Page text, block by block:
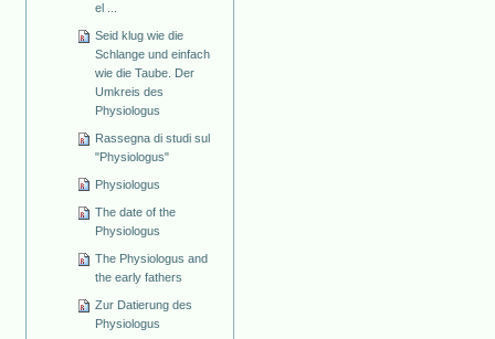
el ...
Seid klug wie die
Schlange und einfach
wie die Taube. Der
Umkreis des
Physiologus
Rassegna di studi sul
"Physiologus"
Physiologus
The date of the
Physiologus
The Physiologus and
the early fathers
Zur Datierung des
Physiologus